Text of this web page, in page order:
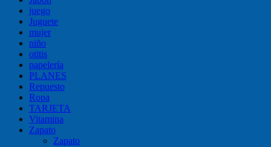
juego
Juguete
mujer
niño
otitis
papelería
PLANES
Repuesto
Ropa
TARJETA
Vitamina
Zapato
Zapato